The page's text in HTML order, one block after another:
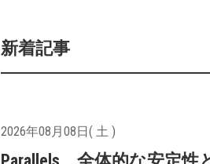
新着記事
2026年08月08日( 土 )